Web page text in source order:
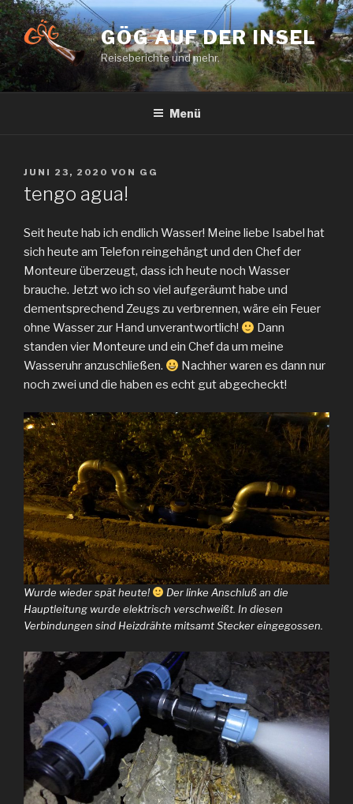
Zum
Inhalt
springen
GÖG AUF DER INSEL
Reiseberichte und mehr.
Menü
VERÖFFENTLICHT
AM
JUNI 23, 2020 VON GG
tengo agua!
Seit heute hab ich endlich Wasser! Meine liebe Isabel hat
sich heute am Telefon reingehängt und den Chef der
Monteure überzeugt, dass ich heute noch Wasser
brauche. Jetzt wo ich so viel aufgeräumt habe und
dementsprechend Zeugs zu verbrennen, wäre ein Feuer
ohne Wasser zur Hand unverantwortlich!
Dann
standen vier Monteure und ein Chef da um meine
Wasseruhr anzuschließen.
Nachher waren es dann nur
noch zwei und die haben es echt gut abgecheckt!
Wurde wieder spät heute!
Der linke Anschluß an die
Hauptleitung wurde elektrisch verschweißt. In diesen
Verbindungen sind Heizdrähte mitsamt Stecker eingegossen.